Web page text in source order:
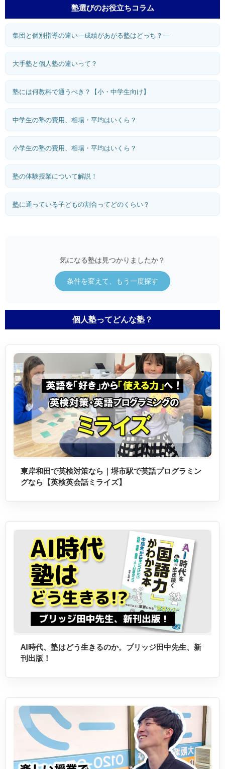
塾選びのお役立ちコラム
集団と個別指導の違い―成績があがる塾はどっち？―
大手塾と個人塾の違いって？
塾には何教科で通うべき？【小・中学生向け】
中学生の塾の費用、相場・平均はいくら？
小学生の塾の費用、相場・平均はいくら？
塾の体験授業について解説！
塾に通っている子どもの割合ってどのくらい？
気になる塾は見つかりましたか？
条件を変えて、もう一度探す
個人塾ってどんな塾？
東岸和田で英検対策なら｜堺市駅で英語プログラミン
グなら【英検英会話ミライズ】
AI時代、塾はどう生きるのか。ブリッジ田中先生、新
刊出版！